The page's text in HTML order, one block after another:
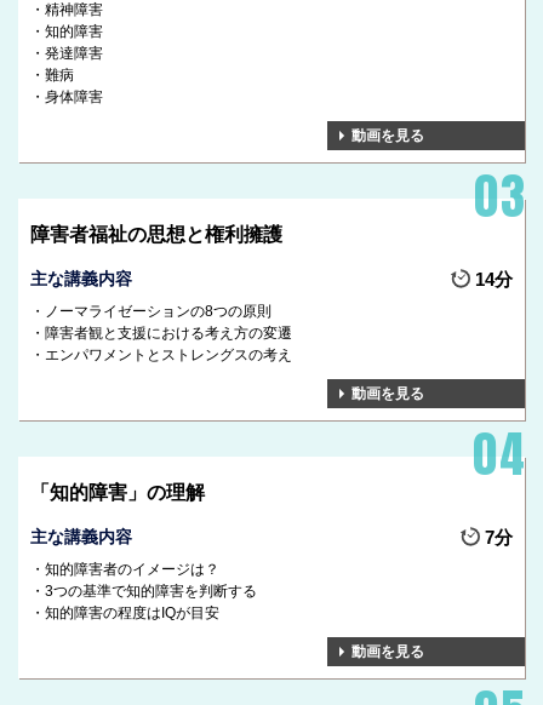
精神障害
知的障害
発達障害
難病
身体障害
動画を見る
障害者福祉の思想と権利擁護
主な講義内容 14分
ノーマライゼーションの8つの原則
障害者観と支援における考え方の変遷
エンパワメントとストレングスの考え
動画を見る
「知的障害」の理解
主な講義内容 7分
知的障害者のイメージは？
3つの基準で知的障害を判断する
知的障害の程度はIQが目安
動画を見る